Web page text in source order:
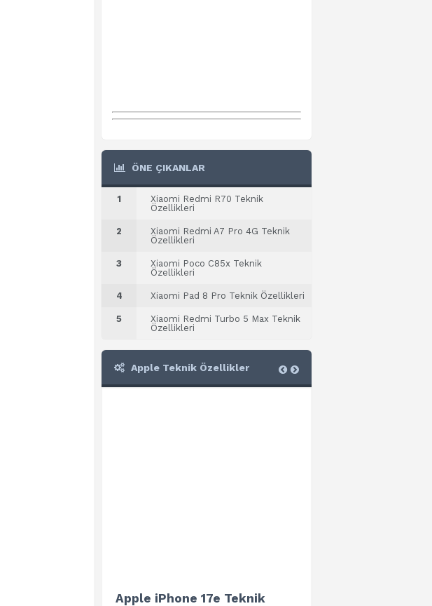
ÖNE ÇIKANLAR
1
Xiaomi Redmi R70 Teknik
Özellikleri
2
Xiaomi Redmi A7 Pro 4G Teknik
Özellikleri
3
Xiaomi Poco C85x Teknik
Özellikleri
4 Xiaomi Pad 8 Pro Teknik Özellikleri
5
Xiaomi Redmi Turbo 5 Max Teknik
Özellikleri
Apple Teknik Özellikler
Apple iPhone 17e Teknik